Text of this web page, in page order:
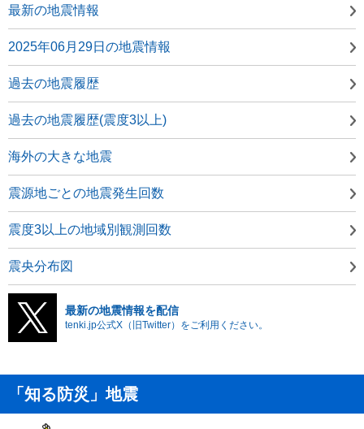
最新の地震情報
2025年06月29日の地震情報
過去の地震履歴
過去の地震履歴(震度3以上)
海外の大きな地震
震源地ごとの地震発生回数
震度3以上の地域別観測回数
震央分布図
最新の地震情報を配信
tenki.jp公式X（旧Twitter）をご利用ください。
「知る防災」地震